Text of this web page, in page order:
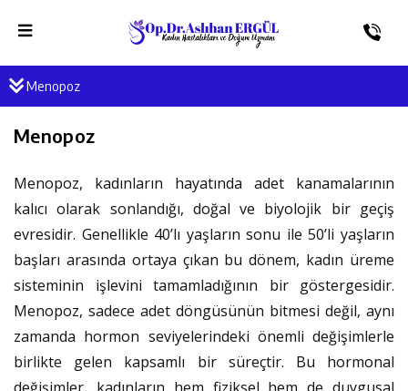
Menopoz
Menopoz
Menopoz, kadınların hayatında adet kanamalarının
kalıcı olarak sonlandığı, doğal ve biyolojik bir geçiş
evresidir. Genellikle 40’lı yaşların sonu ile 50’li yaşların
başları arasında ortaya çıkan bu dönem, kadın üreme
sisteminin işlevini tamamladığının bir göstergesidir.
Menopoz, sadece adet döngüsünün bitmesi değil, aynı
zamanda hormon seviyelerindeki önemli değişimlerle
birlikte gelen kapsamlı bir süreçtir. Bu hormonal
değişimler, kadınların hem fiziksel hem de duygusal